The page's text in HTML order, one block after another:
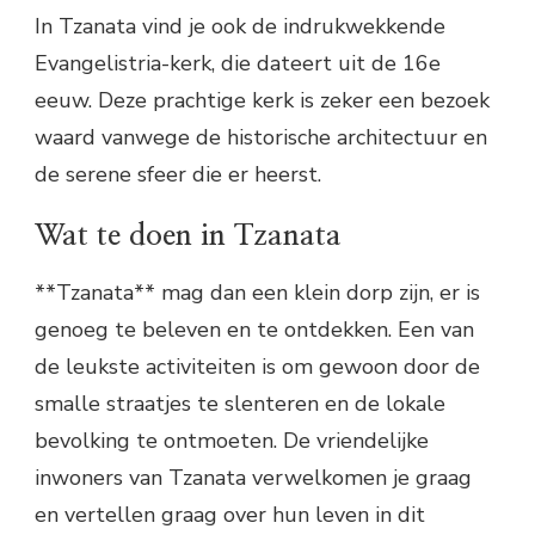
In Tzanata vind je ook de indrukwekkende
Evangelistria-kerk, die dateert uit de 16e
eeuw. Deze prachtige kerk is zeker een bezoek
waard vanwege de historische architectuur en
de serene sfeer die er heerst.
Wat te doen in Tzanata
**Tzanata** mag dan een klein dorp zijn, er is
genoeg te beleven en te ontdekken. Een van
de leukste activiteiten is om gewoon door de
smalle straatjes te slenteren en de lokale
bevolking te ontmoeten. De vriendelijke
inwoners van Tzanata verwelkomen je graag
en vertellen graag over hun leven in dit